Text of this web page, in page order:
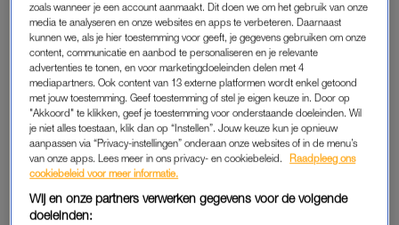
BOEKJE OPEN
Ook anesthesioloog Xandra Schyns van het Albert Schweitzer
Ziekenhuis in Dordrecht leest de column en besluit een boekje
open te doen: “Zo hoort het niet, maar het is niet altijd
vermijdbaar. Dit ligt niet alleen aan de anesthesiologen. Het
geboortezorgsysteem moet op de schop.”
De gemiddelde zwangere weet namelijk niet wie de
anesthesioloog is en wat zij of hij doet, staat in het laatste
jaarverslag van de Nederlandse Vereniging voor
zoals wanneer je een account aanmaakt. Dit doen we om het gebruik van onze
media te analyseren en onze websites en apps te verbeteren. Daarnaast
kunnen we, als je hier toestemming voor geeft, je gegevens gebruiken om onze
content, communicatie en aanbod te personaliseren en je relevante
advertenties te tonen, en voor marketingdoeleinden delen met 4
mediapartners. Ook content van 13 externe platformen wordt enkel getoond
met jouw toestemming. Geef toestemming of stel je eigen keuze in. Door op
"Akkoord" te klikken, geef je toestemming voor onderstaande doeleinden. Wil
je niet alles toestaan, klik dan op “Instellen”. Jouw keuze kun je opnieuw
aanpassen via “Privacy-instellingen” onderaan onze websites of in de menu’s
van onze apps. Lees meer in ons privacy- en cookiebeleid.
Raadpleeg ons
cookiebeleid voor meer informatie.
Wij en onze partners verwerken gegevens voor de volgende
doeleinden: